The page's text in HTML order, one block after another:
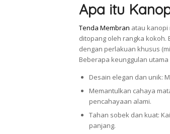
Apa itu
Tenda Membran atau
ditopang oleh rangka kokoh.
dengan perlakuan khusus
Beberapa keunggulan
Desain elegan dan unik:
Memantulkan cahaya
pencahayaan alami.
Tahan sobek dan kuat:
panjang.